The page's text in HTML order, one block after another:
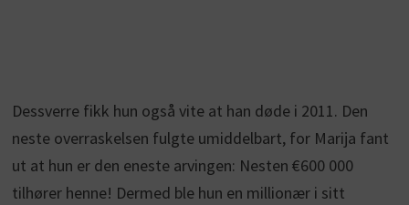
Dessverre fikk hun også vite at han døde i 2011. Den
neste overraskelsen fulgte umiddelbart, for Marija fant
ut at hun er den eneste arvingen: Nesten €600 000
tilhører henne! Dermed ble hun en millionær i sitt